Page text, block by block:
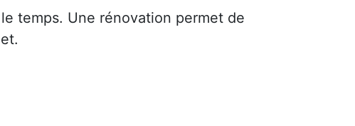
temps. Une rénovation permet de